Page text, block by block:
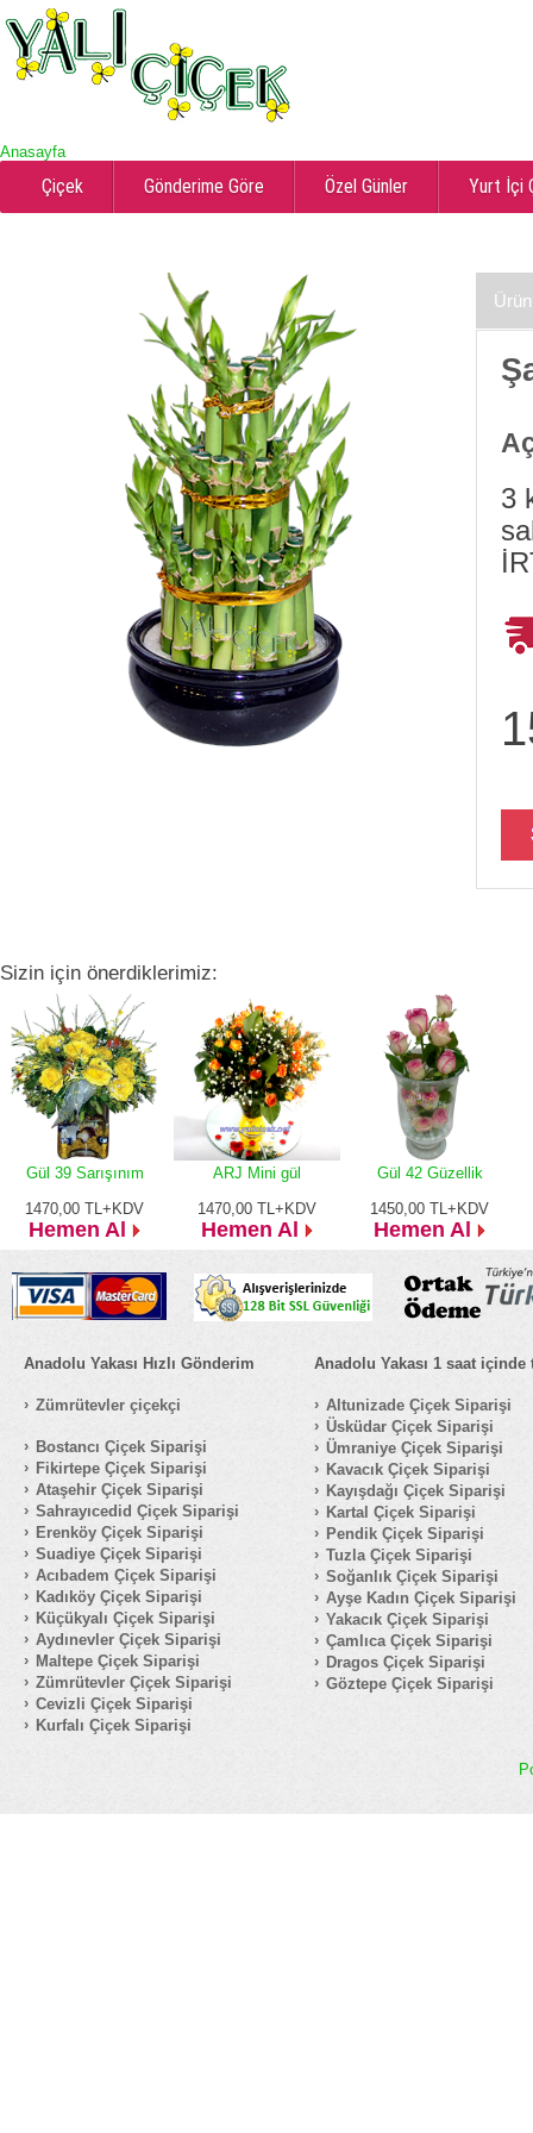
Anasayfa
Çiçek Gönderime Göre Özel Günler Yurt İçi
3
Sizin için önerdiklerimiz:
Gül 39 Sarışınım
1470,00 TL+KDV
Hemen Al
ARJ Mini gül
1470,00 TL+KDV
Hemen Al
Gül 42 Güzellik
1450,00 TL+KDV
Hemen Al
Anadolu Yakası Hızlı Gönderim
Zümrütevler çiçekçi
Bostancı Çiçek Siparişi
Fikirtepe Çiçek Siparişi
Ataşehir Çiçek Siparişi
Sahrayıcedid Çiçek Siparişi
Erenköy Çiçek Siparişi
Suadiye Çiçek Siparişi
Acıbadem Çiçek Siparişi
Kadıköy Çiçek Siparişi
Küçükyalı Çiçek Siparişi
Aydınevler Çiçek Siparişi
Maltepe Çiçek Siparişi
Zümrütevler Çiçek Siparişi
Cevizli Çiçek Siparişi
Kurfalı Çiçek Siparişi
Anadolu Yakası 1 saat içinde
Altunizade Çiçek Siparişi
Üsküdar Çiçek Siparişi
Ümraniye Çiçek Siparişi
Kavacık Çiçek Siparişi
Kayışdağı Çiçek Siparişi
Kartal Çiçek Siparişi
Pendik Çiçek Siparişi
Tuzla Çiçek Siparişi
Soğanlık Çiçek Siparişi
Ayşe Kadın Çiçek Siparişi
Yakacık Çiçek Siparişi
Çamlıca Çiçek Siparişi
Dragos Çiçek Siparişi
Göztepe Çiçek Siparişi